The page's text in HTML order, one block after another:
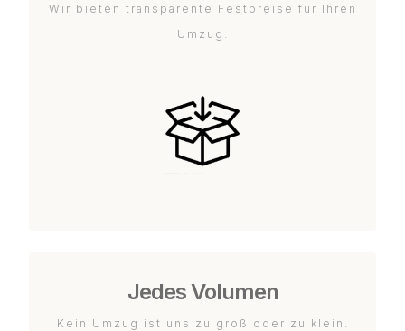
Wir bieten transparente Festpreise für Ihren
Umzug.
Jedes Volumen
Kein Umzug ist uns zu groß oder zu klein.